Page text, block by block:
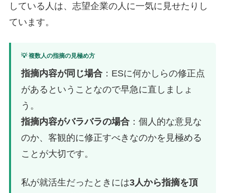
している人は、志望企業の人に一気に見せたりし
ています。
💡 複数人の指摘の見極め方
指摘内容が同じ場合 ：ESに何かしらの修正点
があるということなので早急に直しましょ
う。
指摘内容がバラバラの場合 ：個人的な意見な
のか、客観的に修正すべきなのかを見極める
ことが大切です。
私が就活生だったときには3人から指摘を頂